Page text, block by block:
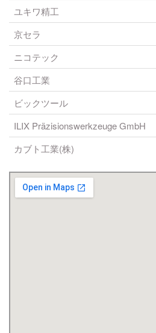
ユキワ精工
京セラ
ニコテック
谷口工業
ビックツール
ILIX Präzisionswerkzeuge GmbH
カブト工業(株)